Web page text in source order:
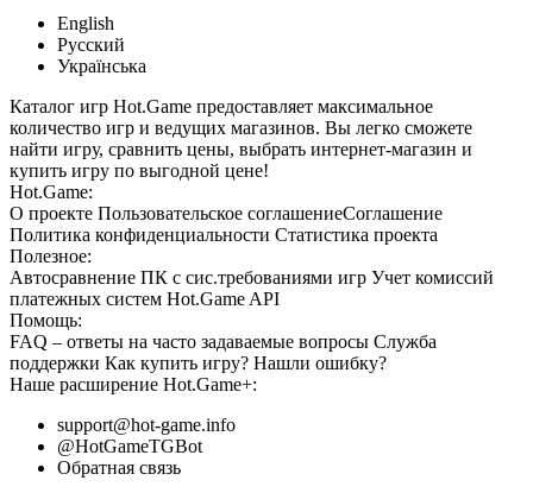
English
Русский
Українська
Каталог игр Hot.Game предоставляет максимальное
количество игр и ведущих магазинов. Вы легко сможете
найти игру, сравнить цены, выбрать интернет-магазин и
купить игру по выгодной цене!
Hot.Game:
О проекте Пользовательское соглашениеСоглашение
Политика конфиденциальности Статистика проекта
Полезное:
Автосравнение ПК с сис.требованиями игр Учет комиссий
платежных систем Hot.Game API
Помощь:
FAQ – ответы на часто задаваемые вопросы Служба
поддержки Как купить игру? Нашли ошибку?
Наше расширение Hot.Game+:
support@hot-game.info
@HotGameTGBot
Обратная связь